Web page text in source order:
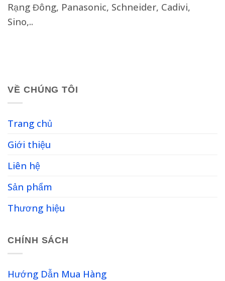
Rạng Đông, Panasonic, Schneider, Cadivi,
Sino,..
VỀ CHÚNG TÔI
Trang chủ
Giới thiệu
Liên hệ
Sản phẩm
Thương hiệu
CHÍNH SÁCH
Hướng Dẫn Mua Hàng